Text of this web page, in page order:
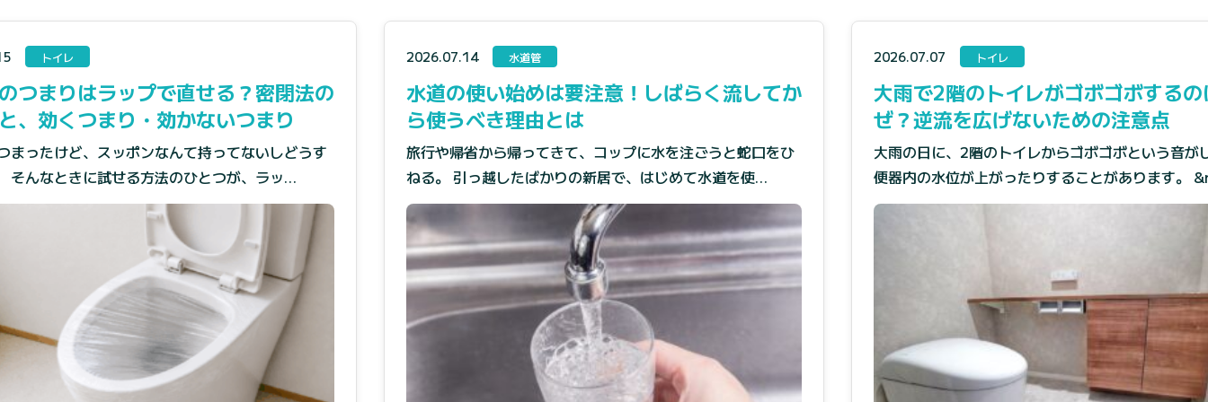
トイレ
つまりはラップで直せる？密閉法の
、効くつまり・効かないつまり
まったけど、スッポンなんて持ってないしどうす
んなときに試せる方法のひとつが、ラッ…
2026.07.14 水道管
水道の使い始めは要注意！しばらく流してか
ら使うべき理由とは
旅行や帰省から帰ってきて、コップに水を注ごうと蛇口をひ
ねる。 引っ越したばかりの新居で、はじめて水道を使…
2026.07.07 トイレ
大雨で2階のトイレがゴボゴボする
ぜ？逆流を広げないための注意点
大雨の日に、2階のトイレからゴボゴボという音が
便器内の水位が上がったりすることがあります。